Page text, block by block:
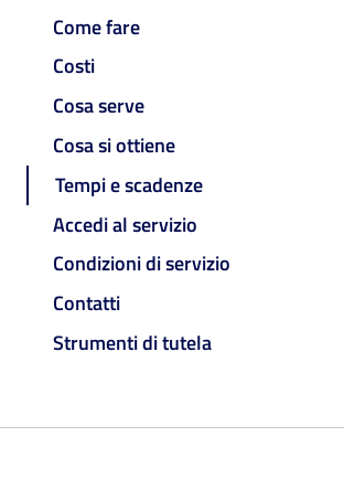
Come fare
Costi
Cosa serve
Cosa si ottiene
Tempi e scadenze
Accedi al servizio
Condizioni di servizio
Contatti
Strumenti di tutela